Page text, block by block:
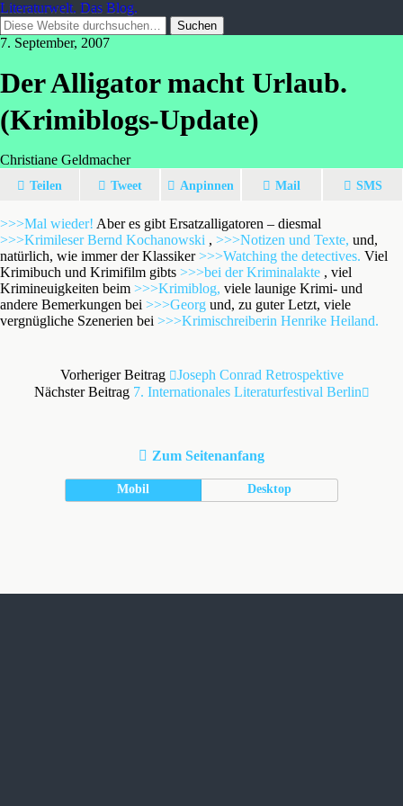
Literaturwelt. Das Blog.
7. September, 2007
Der Alligator macht Urlaub.
(Krimiblogs-Update)
Christiane Geldmacher
Teilen Tweet Anpinnen Mail SMS
>>>Mal wieder! Aber es gibt Ersatzalligatoren – diesmal
>>>Krimileser Bernd Kochanowski , >>>Notizen und Texte, und,
natürlich, wie immer der Klassiker>>>Watching the detectives. Viel
Krimibuch und Krimifilm gibts >>>bei der Kriminalakte , viel
Krimineuigkeiten beim >>>Krimiblog, viele launige Krimi- und
andere Bemerkungen bei >>>Georg und, zu guter Letzt, viele
vergnügliche Szenerien bei >>>Krimischreiberin Henrike Heiland.
Vorheriger Beitrag
Joseph Conrad Retrospektive
Nächster Beitrag 7. Internationales Literaturfestival Berlin
Zum Seitenanfang
Mobil Desktop